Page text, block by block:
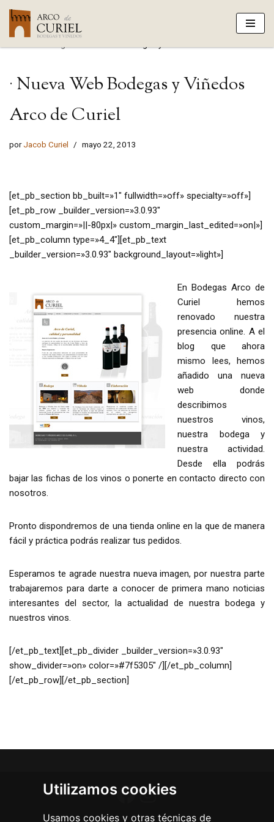
Utilizamos cookies
Usamos cookies y otras técnicas de
Saltar
al
· Nueva Web Bodegas y Viñedos
Arco de Curiel
porJacob Curiel mayo 22, 2013
[et_pb_section bb_built=»1″ fullwidth=»off» specialty=»off»]
[et_pb_row _builder_version=»3.0.93″
custom_margin=»||-80px|» custom_margin_last_edited=»on|»]
[et_pb_column type=»4_4″][et_pb_text
_builder_version=»3.0.93″ background_layout=»light»]
En Bodegas Arco de
Curiel hemos
renovado nuestra
presencia online. A el
blog que ahora
mismo lees, hemos
añadido una nueva
web donde
describimos
nuestros vinos,
nuestra bodega y
nuestra actividad.
Desde ella podrás
bajar las fichas de los vinos o ponerte en contacto directo con
nosotros.
Pronto dispondremos de una tienda online en la que de manera
fácil y práctica podrás realizar tus pedidos.
Esperamos te agrade nuestra nueva imagen, por nuestra parte
trabajaremos para darte a conocer de primera mano noticias
interesantes del sector, la actualidad de nuestra bodega y
nuestros vinos.
[/et_pb_text][et_pb_divider _builder_version=»3.0.93″
show_divider=»on» color=»#7f5305″ /][/et_pb_column]
[/et_pb_row][/et_pb_section]